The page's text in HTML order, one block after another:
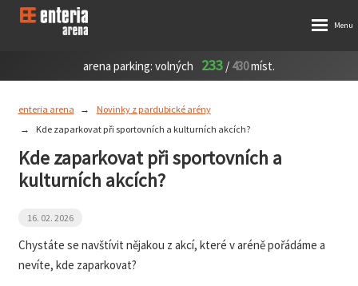
arena parking: volných 233 / 430míst.
enteria arena
Novinky z pardubické arény
Kde zaparkovat při sportovních a kulturních akcích?
Kde zaparkovat při sportovních a
kulturních akcích?
16. 02. 2026
Chystáte se navštívit nějakou z akcí, které v aréně pořádáme a
nevíte, kde zaparkovat?